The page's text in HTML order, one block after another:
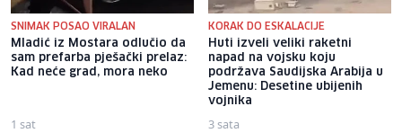
SNIMAK POSAO VIRALAN
Mladić iz Mostara odlučio da
sam prefarba pješački prelaz:
Kad neće grad, mora neko
1 sat
KORAK DO ESKALACIJE
Huti izveli veliki raketni
napad na vojsku koju
podržava Saudijska Arabija u
Jemenu: Desetine ubijenih
vojnika
3 sata